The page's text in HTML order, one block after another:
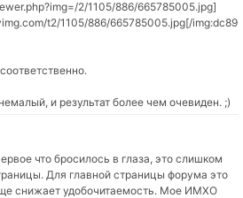
2/1105/886/665785005.jpg]
t2/1105/886/665785005.jpg[/
и результат более чем очевиден. ;)
что бросилось в глаза, это слишком
Для главной страницы форума это
снижает удобочитаемость. Мое ИМХО